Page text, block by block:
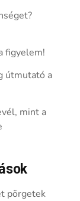
figyelem!
útmutató a
mint a
pörgetek